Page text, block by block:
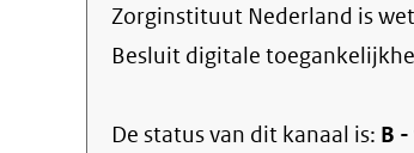
Zorginstituut Nederland is
Besluit digitale
De status van dit kanaal is: B -